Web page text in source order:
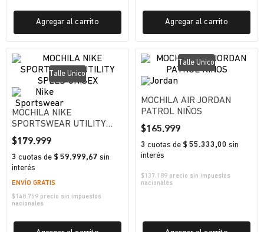
Agregar al carrito Agregar al carrito
Talle Unico
MOCHILA NIKE
SPORTSWEAR UTILITY
SPEED UNISEX
$179.999
3 cuotas de $ 59.999,67 sin
interés
ENVÍO GRATIS
$148.759 precio sin impuestos
nacionales
Talle Unico
MOCHILA AIR JORDAN
PATROL NIÑOS
$165.999
3 cuotas de $ 55.333,00 sin
interés
$137.189 precio sin impuestos
nacionales